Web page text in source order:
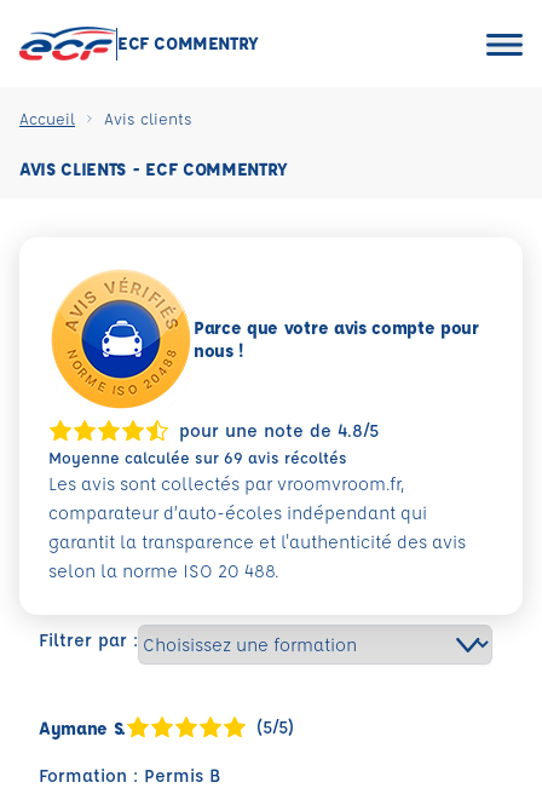
ECF COMMENTRY
Accueil Avis clients
AVIS CLIENTS - ECF COMMENTRY
Filtrer par :
Aymane S. (5/5)
Formation : Permis B
Parce que votre avis compte pour
nous !
pour une note de 4.8/5
Moyenne calculée sur 69 avis récoltés
Les avis sont collectés par vroomvroom.fr,
comparateur d’auto-écoles indépendant qui
garantit la transparence et l'authenticité des avis
selon la norme ISO 20 488.